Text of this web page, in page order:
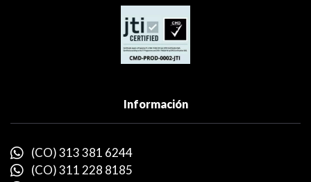
Información
(CO) 313 381 6244
(CO) 311 228 8185